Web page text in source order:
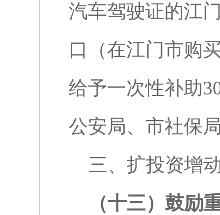
汽车驾驶证的江
口（在江门市购
给予一次性补助
公安局、市社保
三、扩投资增
（十三）鼓励